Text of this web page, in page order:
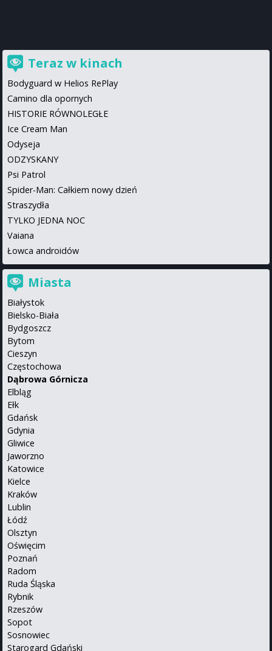
Teraz w kinach
Bodyguard w Helios RePlay
Camino dla opornych
HISTORIE RÓWNOLEGŁE
Ice Cream Man
Odyseja
ODZYSKANY
Psi Patrol
Spider-Man: Całkiem nowy dzień
Straszydła
TYLKO JEDNA NOC
Vaiana
Łowca androidów
Miasta
Białystok
Bielsko-Biała
Bydgoszcz
Bytom
Cieszyn
Częstochowa
Dąbrowa Górnicza
Elbląg
Ełk
Gdańsk
Gdynia
Gliwice
Jaworzno
Katowice
Kielce
Kraków
Lublin
Łódź
Olsztyn
Oświęcim
Poznań
Radom
Ruda Śląska
Rybnik
Rzeszów
Sopot
Sosnowiec
Starogard Gdański